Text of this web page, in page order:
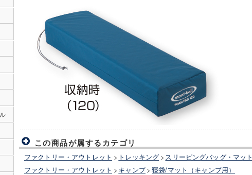
この商品が属するカテゴリ
ファクトリー・アウトレット > トレッキング > スリーピングバッグ・マット
ファクトリー・アウトレット > キャンプ> 寝袋/マット（キャンプ用）